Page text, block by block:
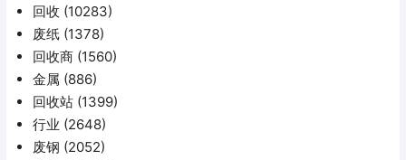
回收 (10283)
废纸 (1378)
回收商 (1560)
金属 (886)
回收站 (1399)
行业 (2648)
废钢 (2052)